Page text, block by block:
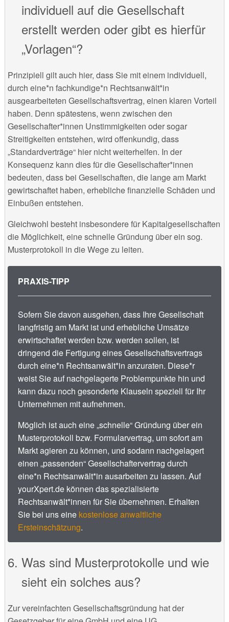
individuell auf die Gesellschaft
erstellt werden oder gibt es hierfür
„Vorlagen“?
Prinzipiell gilt auch hier, dass Sie mit einem individuell,
durch eine*n fachkundige*n Rechtsanwält*in
ausgearbeiteten Gesellschaftsvertrag, einen klaren Vorteil
haben. Denn spätestens, wenn zwischen den
Gesellschafter*innen Unstimmigkeiten oder sogar
Streitigkeiten entstehen, wird offenkundig, dass
„Standardverträge“ hier nicht weiterhelfen. In der
Konsequenz kann dies für die Gesellschafter*innen
bedeuten, dass bei Gesellschaften, die lange am Markt
gewirtschaftet haben, erhebliche finanzielle Schäden und
Einbußen entstehen.
Gleichwohl besteht insbesondere für Kapitalgesellschaften
die Möglichkeit, eine schnelle Gründung über ein sog.
Musterprotokoll in die Wege zu leiten.
PRAXIS-TIPP
Sofern Sie davon ausgehen, dass Ihre Gesellschaft
langfristig am Markt ist und erhebliche Umsätze
erwirtschaftet werden bzw. werden sollen, ist
dringend die Fertigung eines Gesellschaftsvertrags
durch eine*n Rechtsanwält*in anzuraten. Diese*r
weist Sie auf nachgelagerte Problempunkte hin und
kann dazu noch gesonderte Klauseln speziell für Ihr
Unternehmen mit aufnehmen.
Möglich ist auch eine „schnelle“ Gründung über ein
Musterprotokoll bzw. Formularvertrag, um sofort am
Markt agieren zu können, und sodann nachgelagert
einen „passenden“ Gesellschaftervertrag durch
eine*n Rechtsanwält*in ausarbeiten zu lassen. Auf
yourXpert.de können das spezialisierte
Rechtsanwält*innen für Sie übernehmen. Erhalten
Sie bei uns eine kostenlose anwaltliche
Ersteinschätzung.
Was sind Musterprotokolle und wie
sieht ein solches aus?
Zur vereinfachten Gesellschaftsgründung hat der